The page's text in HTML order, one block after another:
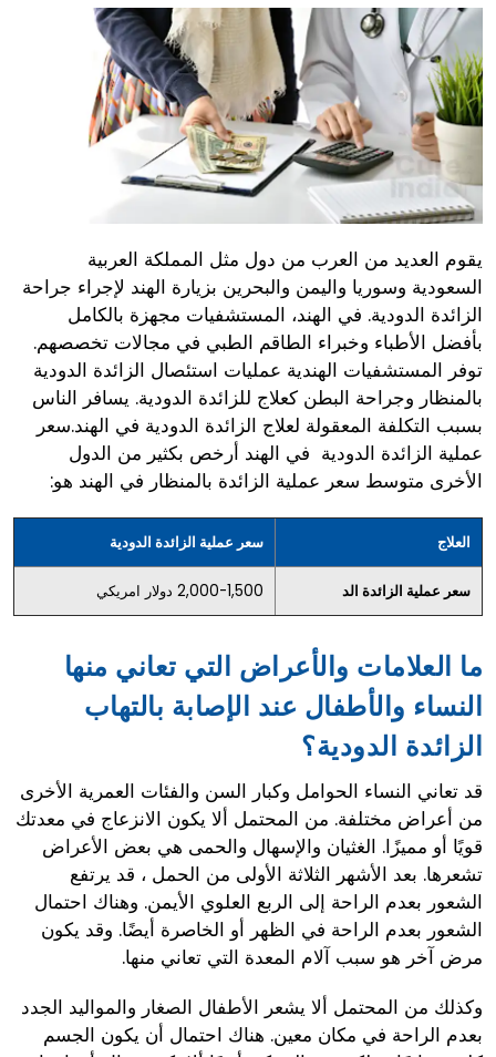
يقوم العديد من العرب من دول مثل المملكة العربية
السعودية وسوريا واليمن والبحرين بزيارة الهند لإجراء جراحة
الزائدة الدودية. في الهند، المستشفيات مجهزة بالكامل
بأفضل الأطباء وخبراء الطاقم الطبي في مجالات تخصصهم.
توفر المستشفيات الهندية عمليات استئصال الزائدة الدودية
بالمنظار وجراحة البطن كعلاج للزائدة الدودية. يسافر الناس
بسبب التكلفة المعقولة لعلاج الزائدة الدودية في الهند.سعر
عملية الزائدة الدودية في الهند أرخص بكثير من الدول
الأخرى متوسط سعر عملية الزائدة بالمنظار في الهند هو:
العلاج سعر عملية الزائدة الدودية
سعر عملية الزائدة الد 2,000-1,500 دولار امريكي
ما العلامات والأعراض التي تعاني منها
النساء والأطفال عند الإصابة بالتهاب
الزائدة الدودية؟
قد تعاني النساء الحوامل وكبار السن والفئات العمرية الأخرى
من أعراض مختلفة. من المحتمل ألا يكون الانزعاج في معدتك
قويًا أو مميزًا. الغثيان والإسهال والحمى هي بعض الأعراض
تشعرها. بعد الأشهر الثلاثة الأولى من الحمل ، قد يرتفع
الشعور بعدم الراحة إلى الربع العلوي الأيمن. وهناك احتمال
الشعور بعدم الراحة في الظهر أو الخاصرة أيضًا. وقد يكون
مرض آخر هو سبب آلام المعدة التي تعاني منها.
وكذلك من المحتمل ألا يشعر الأطفال الصغار والمواليد الجدد
بعدم الراحة في مكان معين. هناك احتمال أن يكون الجسم